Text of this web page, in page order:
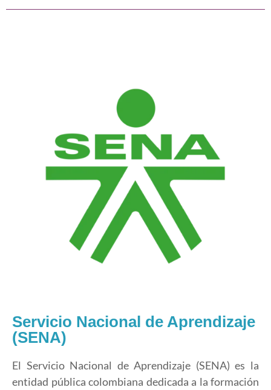
Servicio Nacional de Aprendizaje
(SENA)
El Servicio Nacional de Aprendizaje (SENA) es la
entidad pública colombiana dedicada a la formación